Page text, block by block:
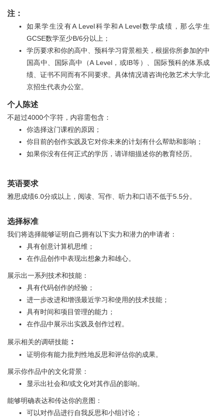
注：
如果学生没有A Level科学和A Level数学成绩，那么学生
GCSE数学至少B/6分以上；
学历要求和你的高中、预科学习背景相关，根据你所参加的中
国高中、国际高中（A Level，或IB等）、国际预科的体系成
绩、证书不同而有不同要求。具体情况请咨询伦敦艺术大学北
京招生代表办公室。
个人陈述
不超过4000个字符，内容需包含：
你选择这门课程的原因；
你目前的创作实践及它对你未来的计划有什么帮助和影响；
如果你没有任何正式的学历，请详细描述你的教育经历。
英语要求
雅思成绩6.0分或以上，阅读、写作、听力和口语不低于5.5分。
选择标准
我们将选择能够证明自己拥有以下实力和潜力的申请者：
具有创意计算机思维；
在作品创作中表现出想象力和雄心。
展示出一系列技术和技能：
具有代码创作的经验；
进一步改进和增强最近学习和使用的技术技能；
具有时间和项目管理的能力；
在作品中展示出实践及创作过程。
展示相关的调研技能 ：
证明你有能力批判性地反思和评估你的成果。
展示你作品中的文化背景：
显示出社会和/或文化对其作品的影响。
能够明确表达和传达你的意图：
可以对作品进行自我反思和小组讨论；